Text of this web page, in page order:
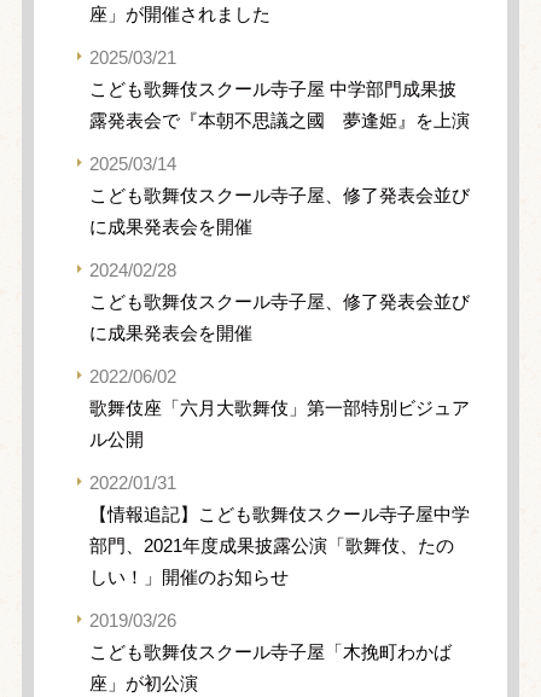
座」が開催されました
2025/03/21
こども歌舞伎スクール寺子屋 中学部門成果披
露発表会で『本朝不思議之國 夢逢姫』を上演
2025/03/14
こども歌舞伎スクール寺子屋、修了発表会並び
に成果発表会を開催
2024/02/28
こども歌舞伎スクール寺子屋、修了発表会並び
に成果発表会を開催
2022/06/02
歌舞伎座「六月大歌舞伎」第一部特別ビジュア
ル公開
2022/01/31
【情報追記】こども歌舞伎スクール寺子屋中学
部門、2021年度成果披露公演「歌舞伎、たの
しい！」開催のお知らせ
2019/03/26
こども歌舞伎スクール寺子屋「木挽町わかば
座」が初公演